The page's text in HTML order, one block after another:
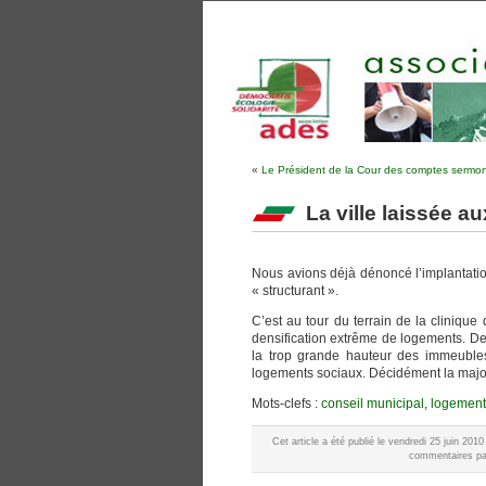
« Le Président de la Cour des comptes
La ville laissée
Nous avions déjà dénoncé
« structurant ».
C’est au tour du terrain de la
densification extrême de logements.
la trop grande hauteur des
logements sociaux. Décidément la
Mots-clefs : conseil municipal , logement
Cet article a été publié le vendredi 25 juin
commentaires